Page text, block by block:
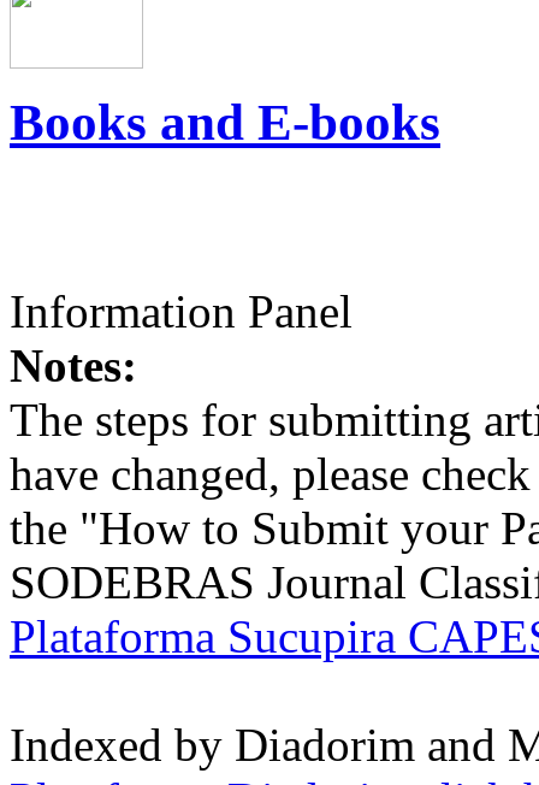
Books and E-books
Information Panel
Notes:
The steps for submitting
have changed, please
the "How to Submit your
SODEBRAS Journal
Plataforma Sucupira
Indexed by Diadorim and